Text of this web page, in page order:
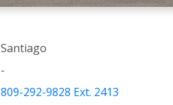
Santiago
-
809-292-9828 Ext. 2413